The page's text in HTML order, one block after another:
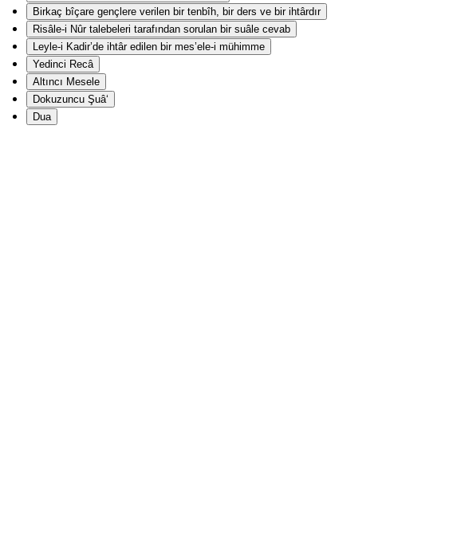
Birkaç bîçare gençlere verilen bir tenbîh, bir ders ve bir ihtârdır
Risâle-i Nûr talebeleri tarafından sorulan bir suâle cevab
Leyle-i Kadir’de ihtâr edilen bir mes’ele-i mühimme
Yedinci Recâ
Altıncı Mesele
Dokuzuncu Şuâ‘
Dua